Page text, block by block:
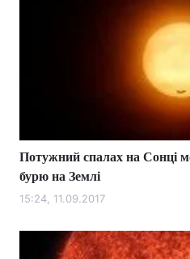
Потужний спалах на Сонці
бурю на Землі
15:24, 11.09.2017